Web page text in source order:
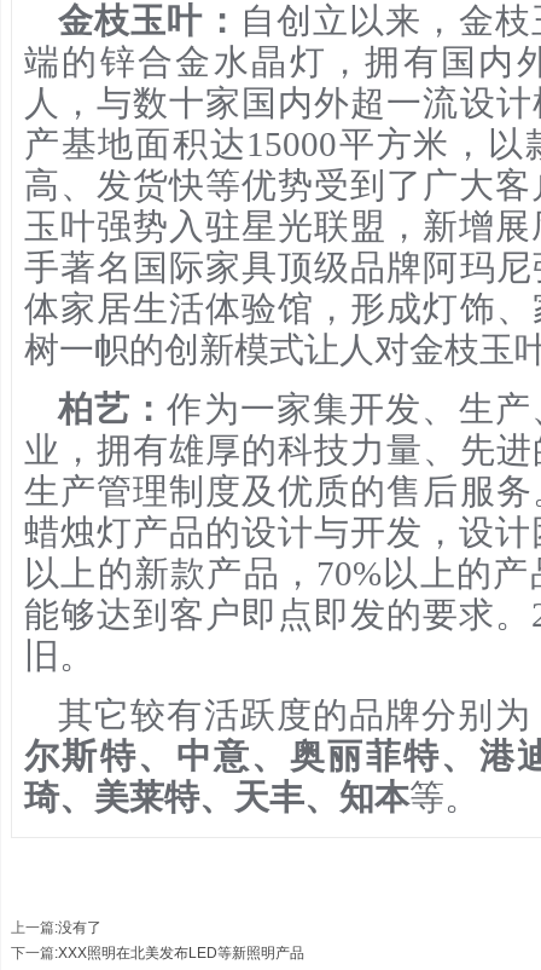
金枝玉叶： 自创立以来，金
端的锌合金水晶灯，拥有国内
人，与数十家国内外超一流设
产基地面积达15000平方米，
高、发货快等优势受到了广大
玉叶强势入驻星光联盟，新增
手著名国际家具顶级品牌阿玛
体家居生活体验馆，形成灯饰
树一帜的创新模式让人对金枝玉
柏艺：作为一家集开发、生
业，拥有雄厚的科技力量、先
生产管理制度及优质的售后服
蜡烛灯产品的设计与开发，设
以上的新款产品，70%以上的
能够达到客户即点即发的要求
旧。
其它较有活跃度的品牌分别
尔斯特、中意、奥丽菲特、港
琦、美莱特、天丰、知本等。
上一篇:没有了
下一篇:XXX照明在北美发布LED等新照明产品